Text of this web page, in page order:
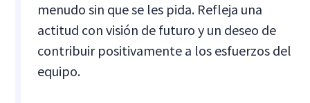
menudo sin que se les pida. Refleja una
actitud con visión de futuro y un deseo de
contribuir positivamente a los esfuerzos del
equipo.